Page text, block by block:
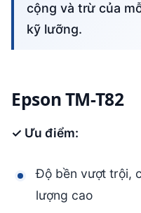
cộng và trừ của
kỹ lưỡng.
Epson TM-T82
✓ Ưu điểm:
Độ bền vượt trội,
lượng cao